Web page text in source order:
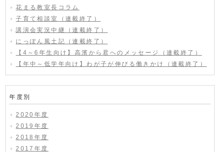
花まる教室長コラム
子育て相談室（連載終了）
講演会実況中継（連載終了）
にっぽん風土記（連載終了）
【4～6年生向け】高濱から君へのメッセージ（連載終了）
【年中～低学年向け】わが子が伸びる働きかけ（連載終了）
年度別
2020年度
2019年度
2018年度
2017年度